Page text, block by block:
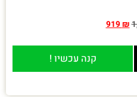
919₪
קנה עכשיו !